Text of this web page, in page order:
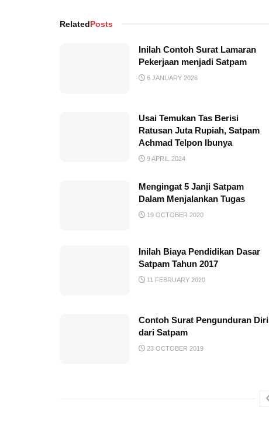
RelatedPosts
Inilah Contoh Surat Lamaran
Pekerjaan menjadi Satpam
6 JANUARY 2026
Usai Temukan Tas Berisi
Ratusan Juta Rupiah, Satpam
Achmad Telpon Ibunya
9 APRIL 2024
Mengingat 5 Janji Satpam
Dalam Menjalankan Tugas
19 OCTOBER 2020
Inilah Biaya Pendidikan Dasar
Satpam Tahun 2017
11 FEBRUARY 2020
Contoh Surat Pengunduran Diri
dari Satpam
23 OCTOBER 2019